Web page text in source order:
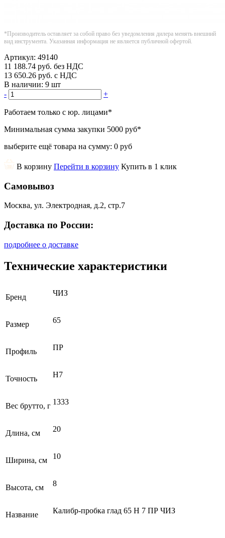
*Производитель оставляет за собой право без уведомления дилера менять внешний
вид инструмента. Указанная информация не является публичной офертой.
Артикул: 49140
11 188.74 руб. без НДС
13 650.26 руб. с НДС
В наличии: 9 шт
-
+
Работаем только с юр. лицами*
Минимальная сумма закупки 5000 руб*
выберите ещё товара на сумму: 0 руб
В корзину Перейти в корзину Купить в 1 клик
Самовывоз
Москва, ул. Электродная, д.2, стр.7
Доставка по России:
подробнее о доставке
Технические характеристики
Бренд ЧИЗ
Размер 65
Профиль ПР
Точность H7
Вес брутто, г 1333
Длина, см 20
Ширина, см 10
Высота, см 8
Название Калибр-пробка глад 65 Н 7 ПР ЧИЗ